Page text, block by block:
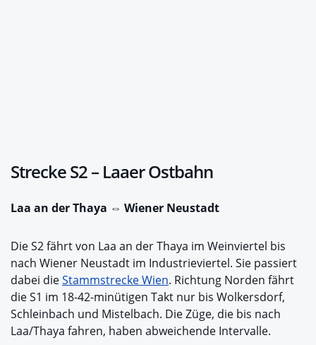
Strecke S2 – Laaer Ostbahn
Laa an der Thaya ⇔ Wiener Neustadt
Die S2 fährt von Laa an der Thaya im Weinviertel bis
nach Wiener Neustadt im Industrieviertel. Sie passiert
dabei dieStammstrecke Wien. Richtung Norden fährt
die S1 im 18-42-minütigen Takt nur bis Wolkersdorf,
Schleinbach und Mistelbach. Die Züge, die bis nach
Laa/Thaya fahren, haben abweichende Intervalle.